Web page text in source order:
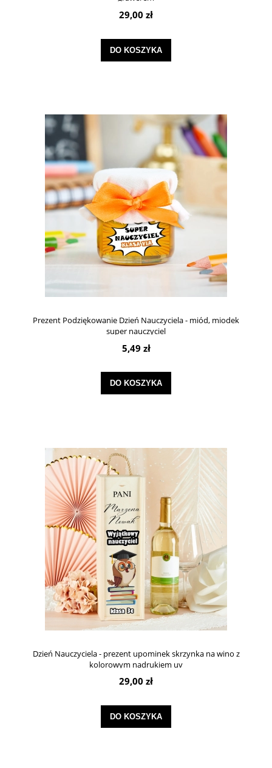
29,00 zł
DO KOSZYKA
Prezent Podziękowanie Dzień Nauczyciela - miód, miodek
super nauczyciel
5,49 zł
DO KOSZYKA
Dzień Nauczyciela - prezent upominek skrzynka na wino z
kolorowym nadrukiem uv
29,00 zł
DO KOSZYKA